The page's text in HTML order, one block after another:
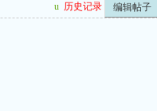
u 历史记录 编辑帖子